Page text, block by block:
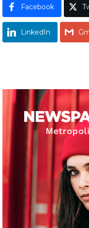
Facebook
LinkedIn